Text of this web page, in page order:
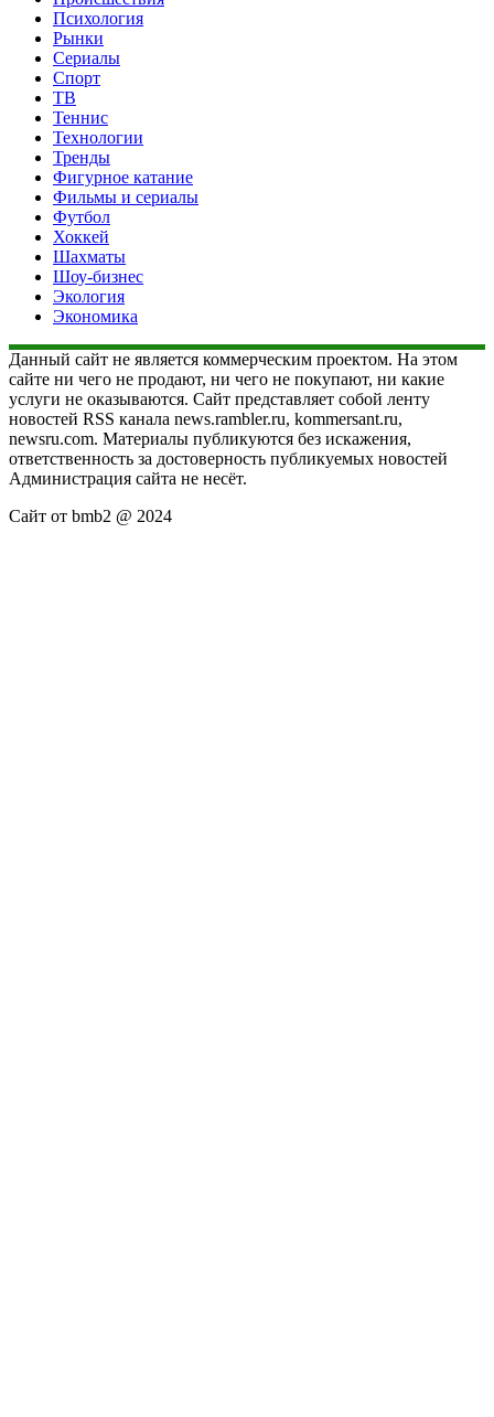
Психология
Рынки
Сериалы
Спорт
ТВ
Теннис
Технологии
Тренды
Фигурное катание
Фильмы и сериалы
Футбол
Хоккей
Шахматы
Шоу-бизнес
Экология
Экономика
Данный сайт не является коммерческим проектом. На этом
сайте ни чего не продают, ни чего не покупают, ни какие
услуги не оказываются. Сайт представляет собой ленту
новостей RSS канала news.rambler.ru, kommersant.ru,
newsru.com. Материалы публикуются без искажения,
ответственность за достоверность публикуемых новостей
Администрация сайта не несёт.
Сайт от bmb2 @ 2024